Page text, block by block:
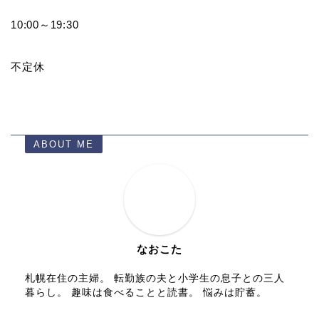
10:00～19:30
不定休
ABOUT ME
なおこた
札幌在住の主婦。 転勤族の夫と小学生の息子との三人
暮らし。 趣味は食べることと読書。 悩みは貯蓄。